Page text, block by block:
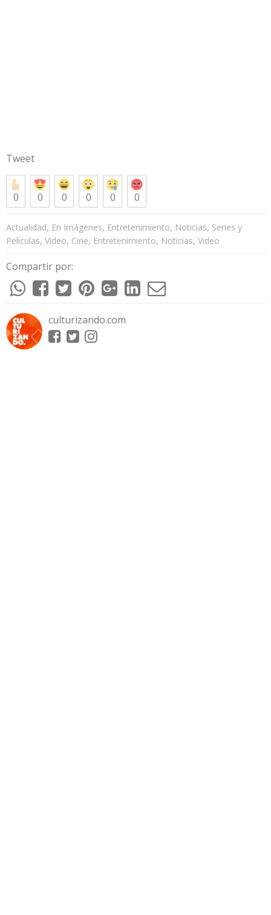
Tweet
0 0 0 0 0 0
Actualidad, En Imágenes, Entretenimiento, Noticias, Series y
Películas, Video, Cine, Entretenimiento, Noticias, Video
Compartir por:
culturizando.com